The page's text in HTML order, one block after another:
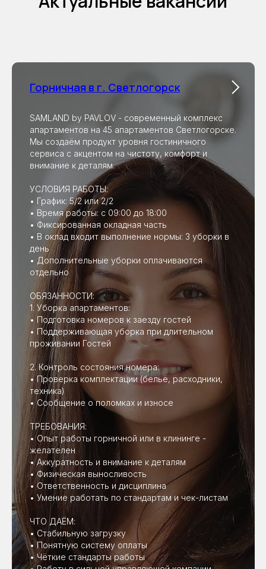
Горничная в г. Светлогорск
SAMLAND by PAVLOV - современный комплекс
апартаментов на 45 апартаментов Светлогорске.
Мы создаём продукт уровня гостиничного
сервиса с акцентом на чистоту, комфорт и
внимание к деталям.
УСЛОВИЯ РАБОТЫ:
• График: 5/2 или 2/2
• Время работы: с 09:00 до 18:00
• Фиксированная окладная часть
• В оклад входит выполнение нормы: 3 уборки в
день
• Дополнительные уборки оплачиваются
отдельно
ОБЯЗАННОСТИ:
1. Уборка апартаментов:
• Подготовка номеров к заезду гостей
• Поддерживающая уборка при длительном
проживании Гостей
2. Контроль состояния номера:
• Проверка комплектации (бельё, расходники,
техника)
• Сообщение о поломках и износе
ТРЕБОВАНИЯ:
• Опыт работы горничной или в клининге -
желателен
• Аккуратность и внимание к деталям
• Физическая выносливость
• Ответственность и дисциплина
• Умение работать по стандартам и чек-листам
ЧТО ДАЁМ:
• Стабильную загрузку
• Понятную систему оплаты
• Чёткие стандарты работы